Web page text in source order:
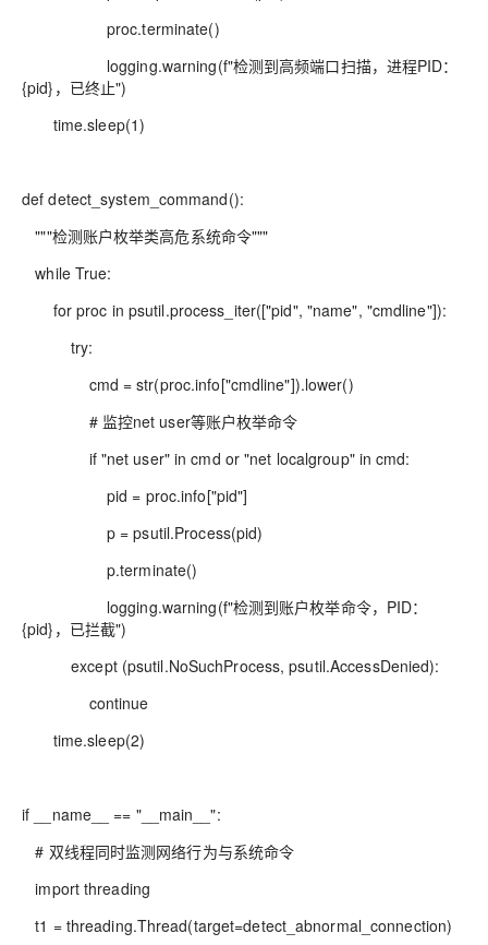
proc.terminate()
logging.warning(f"检测到高频端口扫描，进程PID：
{pid}，已终止")
time.sleep(1)
def detect_system_command():
"""检测账户枚举类高危系统命令"""
while True:
for proc in psutil.process_iter(["pid", "name", "cmdline"]):
try:
cmd = str(proc.info["cmdline"]).lower()
# 监控net user等账户枚举命令
if "net user" in cmd or "net localgroup" in cmd:
pid = proc.info["pid"]
p = psutil.Process(pid)
p.terminate()
logging.warning(f"检测到账户枚举命令，PID：
{pid}，已拦截")
except (psutil.NoSuchProcess, psutil.AccessDenied):
continue
time.sleep(2)
if __name__ == "__main__":
# 双线程同时监测网络行为与系统命令
import threading
t1 = threading.Thread(target=detect_abnormal_connection)